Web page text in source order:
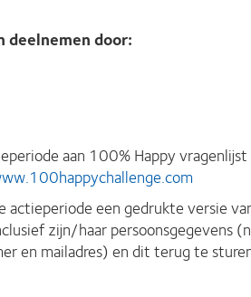
deelnemen door:
aan 100% Happy
actieperiode een gedrukte versie
zijn/haar persoonsgegevens
en mailadres) en dit terug te